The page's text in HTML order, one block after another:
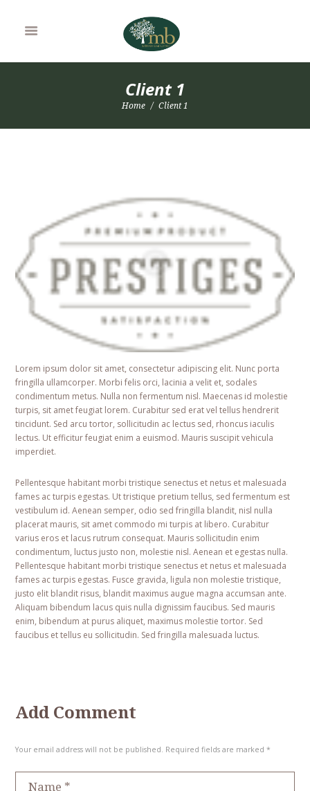
Client 1
Home Client 1
Lorem ipsum dolor sit amet, consectetur adipiscing elit. Nunc porta
fringilla ullamcorper. Morbi felis orci, lacinia a velit et, sodales
condimentum metus. Nulla non fermentum nisl. Maecenas id molestie
turpis, sit amet feugiat lorem. Curabitur sed erat vel tellus hendrerit
tincidunt. Sed arcu tortor, sollicitudin ac lectus sed, rhoncus iaculis
lectus. Ut efficitur feugiat enim a euismod. Mauris suscipit vehicula
imperdiet.
Pellentesque habitant morbi tristique senectus et netus et malesuada
fames ac turpis egestas. Ut tristique pretium tellus, sed fermentum est
vestibulum id. Aenean semper, odio sed fringilla blandit, nisl nulla
placerat mauris, sit amet commodo mi turpis at libero. Curabitur
varius eros et lacus rutrum consequat. Mauris sollicitudin enim
condimentum, luctus justo non, molestie nisl. Aenean et egestas nulla.
Pellentesque habitant morbi tristique senectus et netus et malesuada
fames ac turpis egestas. Fusce gravida, ligula non molestie tristique,
justo elit blandit risus, blandit maximus augue magna accumsan ante.
Aliquam bibendum lacus quis nulla dignissim faucibus. Sed mauris
enim, bibendum at purus aliquet, maximus molestie tortor. Sed
faucibus et tellus eu sollicitudin. Sed fringilla malesuada luctus.
Add Comment
Your email address will not be published. Required fields are marked *